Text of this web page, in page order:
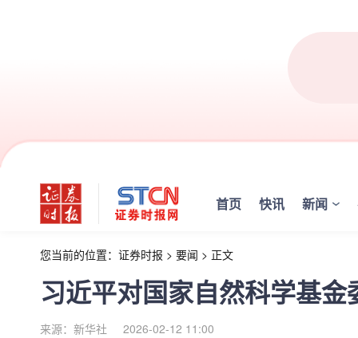
首页 快讯 新闻
您当前的位置： 证券时报 > 要闻 > 正文
习近平对国家自然科学基
来源：新华社 2026-02-12 11:00